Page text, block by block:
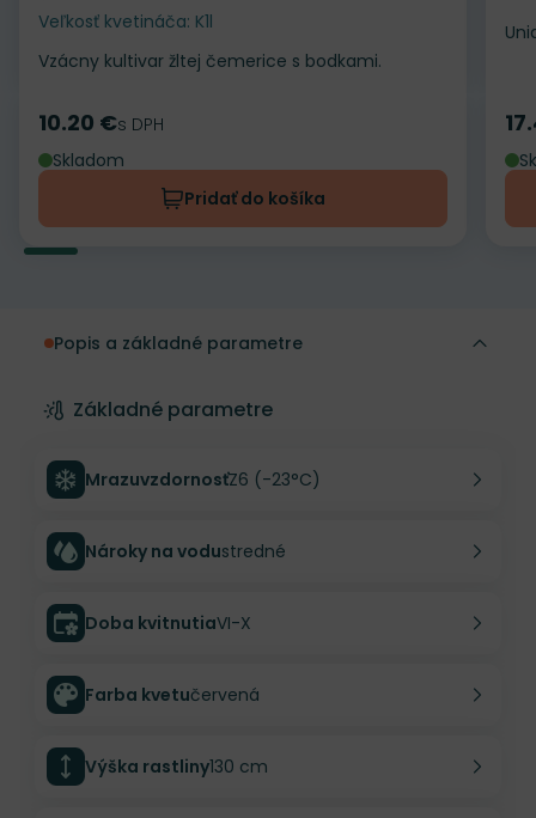
Veľkosť kvetináča: K1l
Vzácny kultivar žltej čemerice s bodkami.
Cena
10.20 €s DPH
Skladom
Pridať do košíka
Popis a základné parametre
Základné parametre
MrazuvzdornosťZ6 (-23°C)
Nároky na vodustredné
Doba kvitnutiaVI-X
Farba kvetučervená
Výška rastliny130 cm